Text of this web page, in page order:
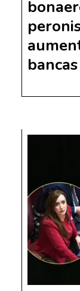
bancas